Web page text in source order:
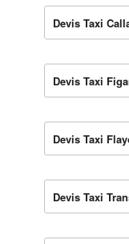
Devis Taxi
Devis Taxi
Devis Taxi
Devis Taxi